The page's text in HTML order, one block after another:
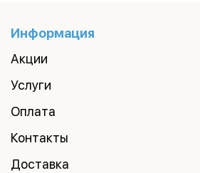
Информация
Акции
Услуги
Оплата
Контакты
Доставка